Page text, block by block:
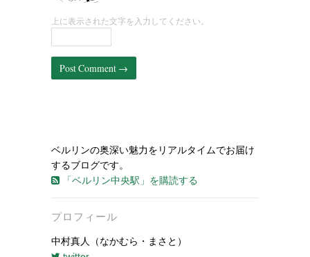
上に表示された文字を入力してください。
ベルリンの奥深い魅力をリアルタイムでお届け
するブログです。
「ベルリン中央駅」を購読する
プロフィール
中村真人（なかむら・まさと）